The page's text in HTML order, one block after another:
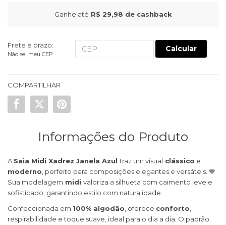
Ganhe até R$ 29,98 de cashback
Frete e prazo:
Não sei meu CEP
Calcular
COMPARTILHAR
Informações do Produto
A Saia Midi Xadrez Janela Azultraz um visual clássico e
moderno , perfeito para composições elegantes e versáteis. 💙
Sua modelagem midi valoriza a silhueta com caimento leve e
sofisticado, garantindo estilo com naturalidade.
Confeccionada em 100% algodão , oferece conforto
respirabilidade e toque suave, ideal para o dia a dia. O padrão